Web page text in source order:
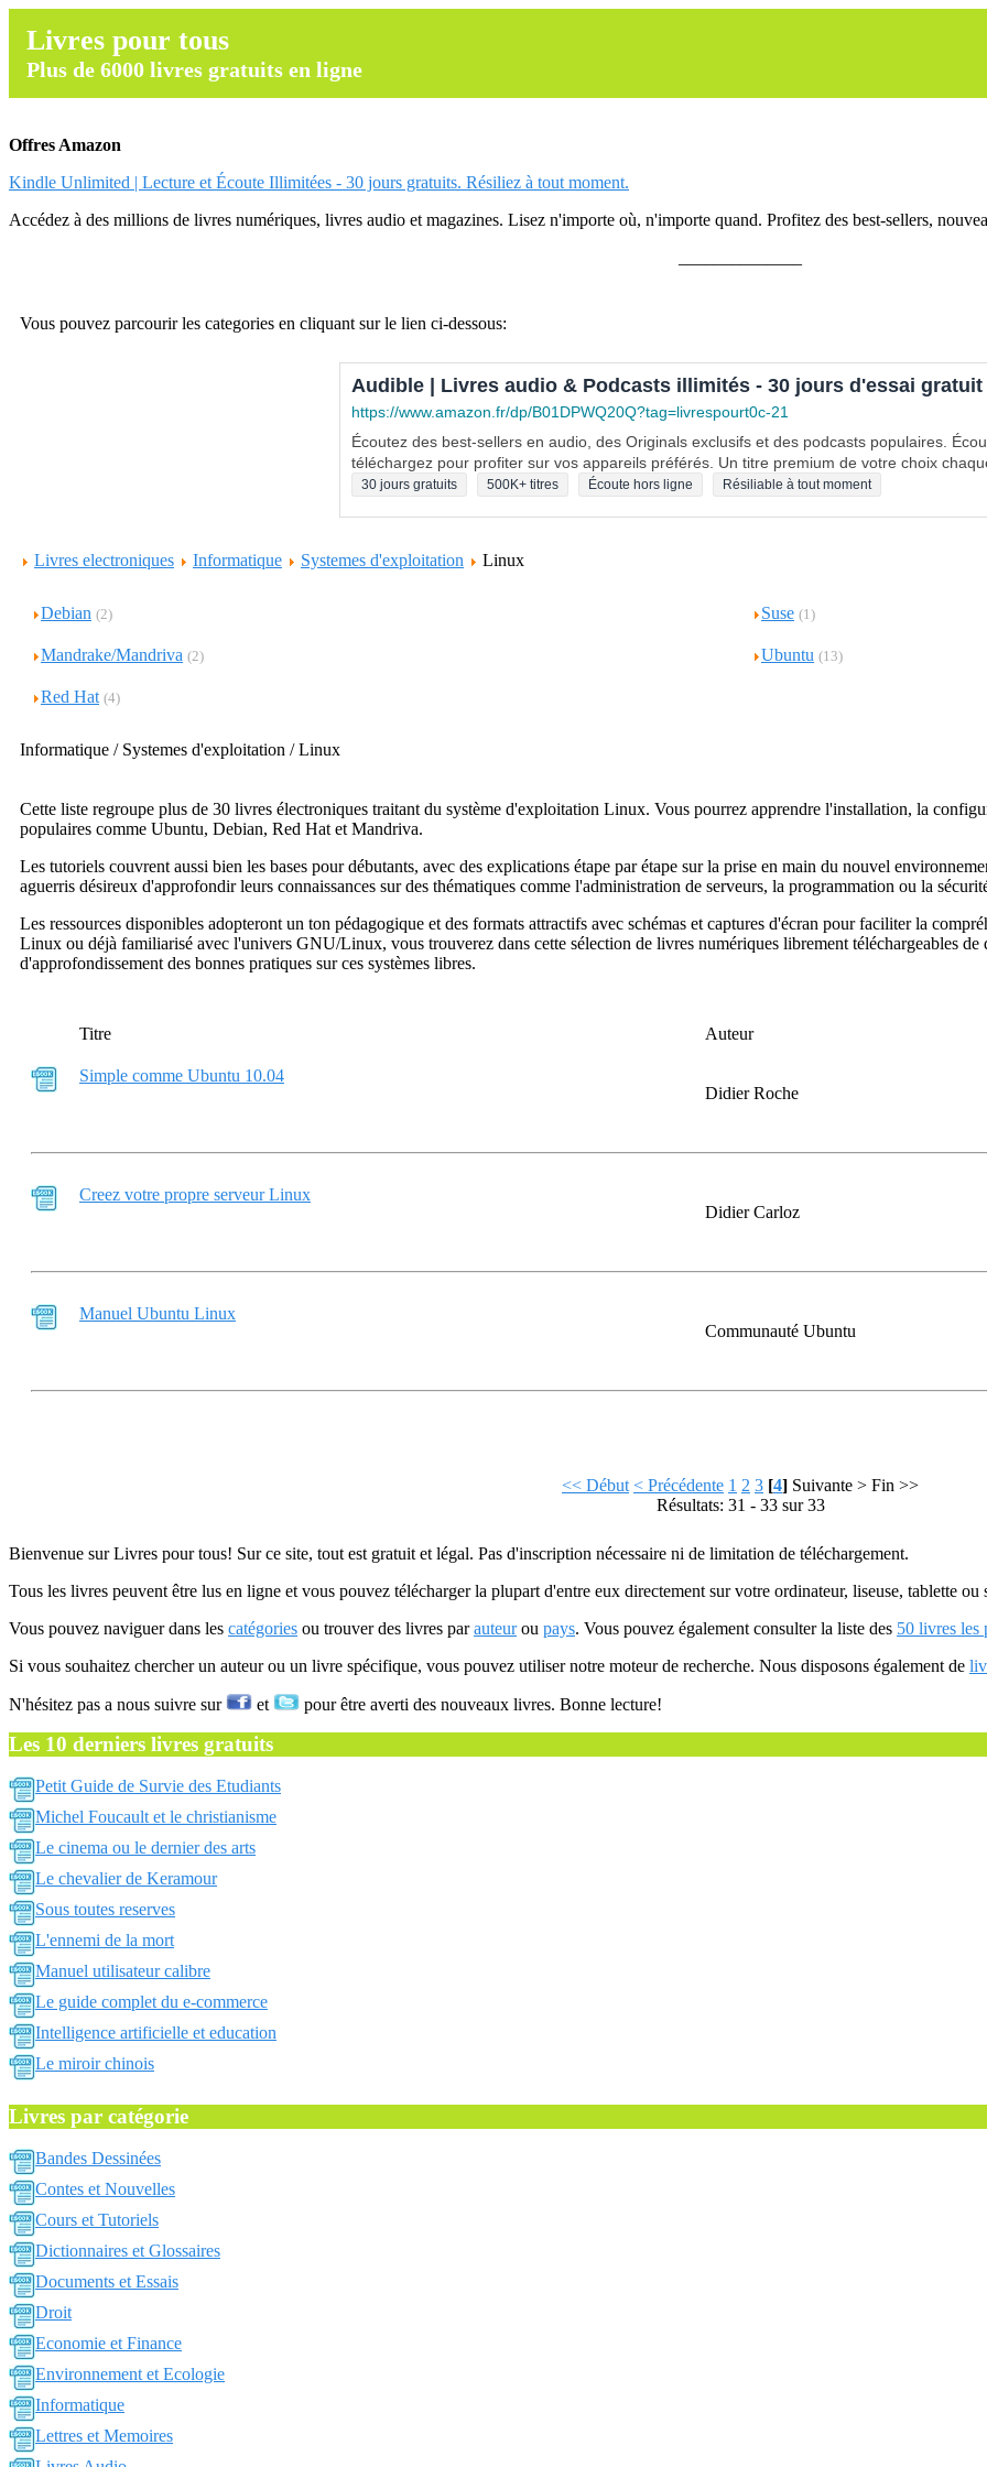
Livres pour tous
Plus de 6000 livres gratuits en ligne
Offres Amazon
Kindle Unlimited | Lecture et Écoute Illimitées - 30 jours gratuits. Résiliez à tout moment.
Accédez à des millions de livres numériques, livres audio et magazines. Lisez n'importe où, n'importe quand. Profitez des best-sellers,
Vous pouvez parcourir les categories en cliquant sur le lien ci-dessous:
Audible | Livres audio & Podcasts illimités - 30 jours d'essai gratuit
https://www.amazon.fr/dp/B01DPWQ20Q?tag=livrespourt0c-21
Écoutez des best-sellers en audio, des Originals exclusifs et des podcasts populaires.
téléchargez pour profiter sur vos appareils préférés. Un titre premium de votre choix
30 jours gratuits 500K+ titres Écoute hors ligne Résiliable à tout moment
Livres electroniques Informatique Systemes d'exploitation Linux
Debian (2) Suse (1)
Mandrake/Mandriva (2) Ubuntu (13)
Red Hat (4)
Informatique / Systemes d'exploitation / Linux
Cette liste regroupe plus de 30 livres électroniques traitant du système d'exploitation Linux. Vous pourrez apprendre l'installation, la
populaires comme Ubuntu, Debian, Red Hat et Mandriva.
Les tutoriels couvrent aussi bien les bases pour débutants, avec des explications étape par étape sur la prise en main du nouvel
aguerris désireux d'approfondir leurs connaissances sur des thématiques comme l'administration de serveurs, la programmation ou la
Les ressources disponibles adopteront un ton pédagogique et des formats attractifs avec schémas et captures d'écran pour faciliter la
Linux ou déjà familiarisé avec l'univers GNU/Linux, vous trouverez dans cette sélection de livres numériques librement téléchargeables de
d'approfondissement des bonnes pratiques sur ces systèmes libres.
Titre Auteur
Simple comme Ubuntu 10.04
Didier Roche
Creez votre propre serveur Linux
Didier Carloz
Manuel Ubuntu Linux
Communauté Ubuntu
<< Début < Précédente 1 2 3 [4] Suivante > Fin >>
Résultats: 31 - 33 sur 33
Bienvenue sur Livres pour tous! Sur ce site, tout est gratuit et légal. Pas d'inscription nécessaire ni de limitation de téléchargement.
Tous les livres peuvent être lus en ligne et vous pouvez télécharger la plupart d'entre eux directement sur votre ordinateur, liseuse, tablette ou
Vous pouvez naviguer dans les catégories ou trouver des livres parauteurou pays. Vous pouvez également consulter la liste des 50 livres les
Si vous souhaitez chercher un auteur ou un livre spécifique, vous pouvez utiliser notre moteur de recherche. Nous disposons également de
N'hésitez pas a nous suivre sur et pour être averti des nouveaux livres. Bonne lecture!
Les 10 derniers livres gratuits
Petit Guide de Survie des Etudiants
Michel Foucault et le christianisme
Le cinema ou le dernier des arts
Le chevalier de Keramour
Sous toutes reserves
L'ennemi de la mort
Manuel utilisateur calibre
Le guide complet du e-commerce
Intelligence artificielle et education
Le miroir chinois
Livres par catégorie
Bandes Dessinées
Contes et Nouvelles
Cours et Tutoriels
Dictionnaires et Glossaires
Documents et Essais
Droit
Economie et Finance
Environnement et Ecologie
Informatique
Lettres et Memoires